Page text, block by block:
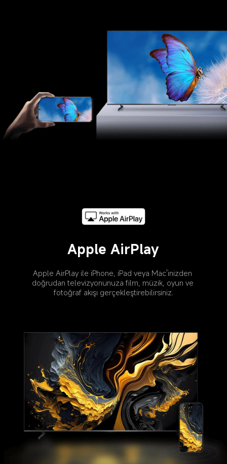
Apple AirPlay
Apple AirPlay ile iPhone, iPad veya Mac'inizden
doğrudan televizyonunuza film, müzik, oyun ve
fotoğraf akışı gerçekleştirebilirsiniz.